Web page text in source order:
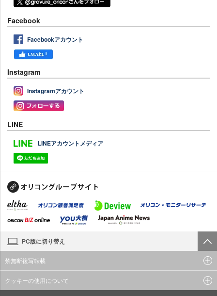
Facebook
Facebookアカウント
Instagram
Instagramアカウント
LINE
LINEアカウントメディア
PC版に切り替え
禁無断複写転載
クッキーの使用について